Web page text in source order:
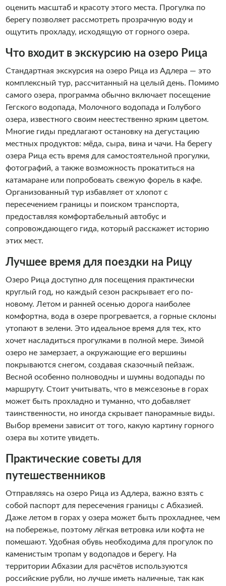
оценить масштаб и красоту этого места. Прогулка по
берегу позволяет рассмотреть прозрачную воду и
ощутить прохладу, исходящую от горного озера.
Что входит в экскурсию на озеро Рица
Стандартная экскурсия на озеро Рица из Адлера — это
комплексный тур, рассчитанный на целый день. Помимо
самого озера, программа обычно включает посещение
Гегского водопада, Молочного водопада и Голубого
озера, известного своим неестественно ярким цветом.
Многие гиды предлагают остановку на дегустацию
местных продуктов: мёда, сыра, вина и чачи. На берегу
озера Рица есть время для самостоятельной прогулки,
фотографий, а также возможность прокатиться на
катамаране или попробовать свежую форель в кафе.
Организованный тур избавляет от хлопот с
пересечением границы и поиском транспорта,
предоставляя комфортабельный автобус и
сопровождающего гида, который расскажет историю
этих мест.
Лучшее время для поездки на Рицу
Озеро Рица доступно для посещения практически
круглый год, но каждый сезон раскрывает его по-
новому. Летом и ранней осенью дорога наиболее
комфортна, вода в озере прогревается, а горные склоны
утопают в зелени. Это идеальное время для тех, кто
хочет насладиться прогулками в полной мере. Зимой
озеро не замерзает, а окружающие его вершины
покрываются снегом, создавая сказочный пейзаж.
Весной особенно полноводны и шумны водопады по
маршруту. Стоит учитывать, что в межсезонье в горах
может быть прохладно и туманно, что добавляет
таинственности, но иногда скрывает панорамные виды.
Выбор времени зависит от того, какую картину горного
озера вы хотите увидеть.
Практические советы для
путешественников
Отправляясь на озеро Рица из Адлера, важно взять с
собой паспорт для пересечения границы с Абхазией.
Даже летом в горах у озера может быть прохладнее, чем
на побережье, поэтому лёгкая ветровка или кофта не
помешают. Удобная обувь необходима для прогулок по
каменистым тропам у водопадов и берегу. На
территории Абхазии для расчётов используются
российские рубли, но лучше иметь наличные, так как